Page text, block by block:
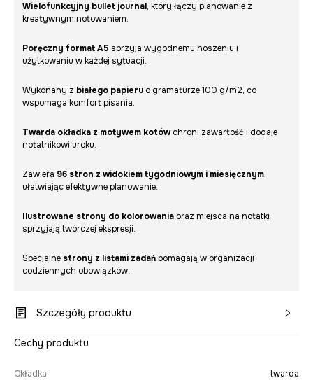
Wielofunkcyjny bullet journal, który łączy planowanie z
kreatywnym notowaniem.
Poręczny format A5 sprzyja wygodnemu noszeniu i
użytkowaniu w każdej sytuacji.
Wykonany z białego papieru o gramaturze 100 g/m2, co
wspomaga komfort pisania.
Twarda okładka z motywem kotówchroni zawartość i dodaje
notatnikowi uroku.
Zawiera 96 stron z widokiem tygodniowym i miesięcznym,
ułatwiając efektywne planowanie.
Ilustrowane strony do kolorowania oraz miejsca na notatki
sprzyjają twórczej ekspresji.
Specjalne strony z listami zadań pomagają w organizacji
codziennych obowiązków.
Szczegóły produktu
Cechy produktu
Okładka twarda